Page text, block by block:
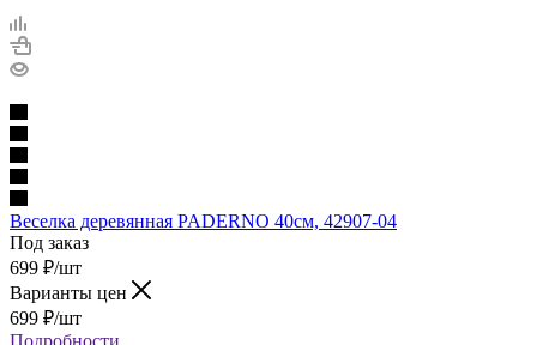
Веселка деревянная PADERNO 40см, 42907-04
Под заказ
699 ₽/шт
Варианты цен
699 ₽/шт
Подробности